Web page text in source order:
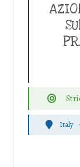
Italy -